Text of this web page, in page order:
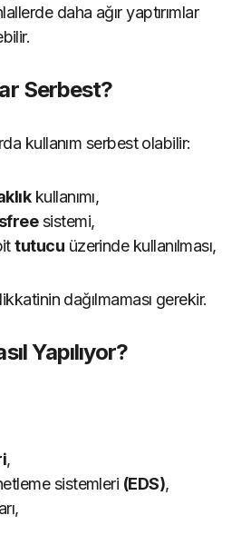
daha ağır yaptırımlar
Serbest?
kullanım serbest olabilir:
kullanımı,
sistemi,
tutucu üzerinde kullanılması,
dağılmaması gerekir.
Yapılıyor?
,
sistemleri (EDS),